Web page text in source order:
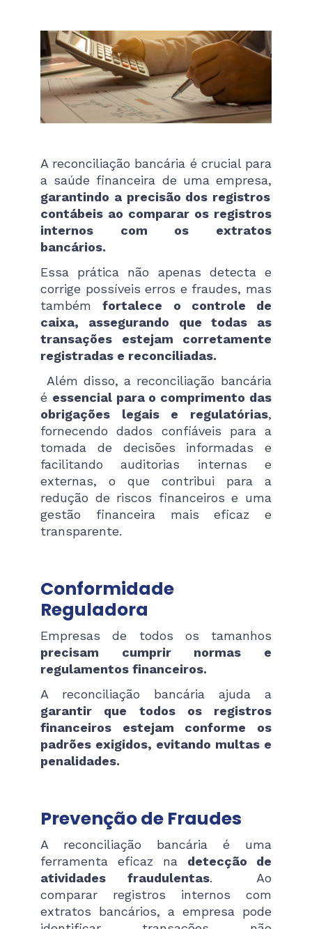
A reconciliação bancária é crucial para
a saúde financeira de uma empresa,
garantindo a precisão dos registros
contábeis ao comparar os registros
internos com os extratos
bancários.
Essa prática não apenas detecta e
corrige possíveis erros e fraudes, mas
tambémfortalece o controle de
caixa, assegurando que todas as
transações estejam corretamente
registradas e reconciliadas.
Além disso, a reconciliação bancária
é essencial para o comprimento das
obrigações legais e regulatórias,
fornecendo dados confiáveis para a
tomada de decisões informadas e
facilitando auditorias internas e
externas, o que contribui para a
redução de riscos financeiros e uma
gestão financeira mais eficaz e
transparente.
Conformidade
Reguladora
Empresas de todos os tamanhos
precisam cumprir normas e
regulamentos financeiros.
A reconciliação bancária ajuda a
garantir que todos os registros
financeiros estejam conforme os
padrões exigidos, evitando multas e
penalidades.
Prevenção de Fraudes
A reconciliação bancária é uma
ferramenta eficaz na detecção de
atividades fraudulentas. Ao
comparar registros internos com
extratos bancários, a empresa pode